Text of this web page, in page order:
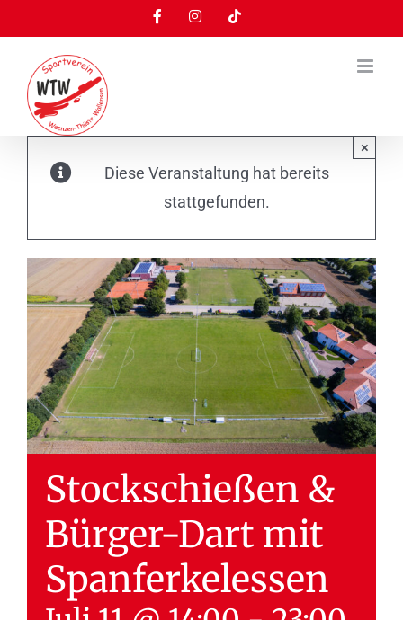
Inhalt
springen
FacebookInstagramTiktok
Diese Veranstaltung hat bereits
stattgefunden.
×
Stockschießen &
Bürger-Dart mit
Spanferkelessen